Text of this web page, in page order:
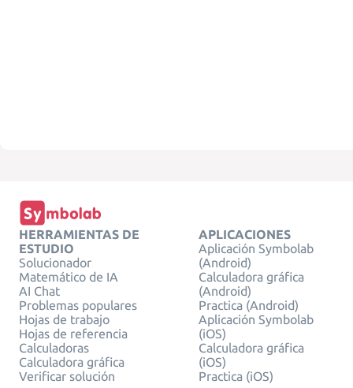
HERRAMIENTAS DE
ESTUDIO
Solucionador
Matemático de IA
AI Chat
Problemas populares
Hojas de trabajo
Hojas de referencia
Calculadoras
Calculadora gráfica
Verificar solución
APLICACIONES
Aplicación Symbolab
(Android)
Calculadora gráfica
(Android)
Practica (Android)
Aplicación Symbolab
(iOS)
Calculadora gráfica
(iOS)
Practica (iOS)